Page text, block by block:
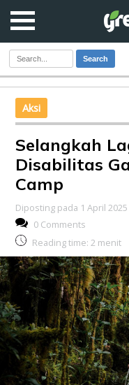
Search
Aksi
Selangkah
Disabilitas
Camp
Diposting pada 1 April 2025
0 Comments
Reading time: 2 menit